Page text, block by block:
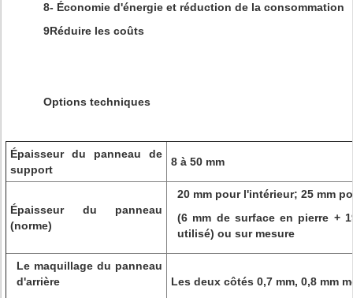
8- Économie d'énergie et réduction de la consommation
9Réduire les coûts
Options techniques
Épaisseur du panneau de
support
8 à 50 mm
Épaisseur du panneau
(norme)
20 mm pour l'intérieur; 25 mm
(6 mm de surface en pierre +
utilisé) ou sur mesure
Le maquillage du panneau
d'arrière
Les deux côtés 0,7 mm, 0,8 mm